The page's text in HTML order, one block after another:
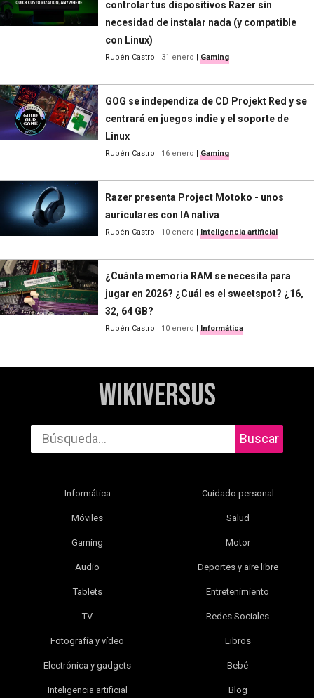
controlar tus dispositivos Razer sin
necesidad de instalar nada (y compatible
con Linux)
Rubén Castro | 31 enero | Gaming
GOG se independiza de CD Projekt Red y se
centrará en juegos indie y el soporte de
Linux
Rubén Castro | 16 enero | Gaming
Razer presenta Project Motoko - unos
auriculares con IA nativa
Rubén Castro | 10 enero | Inteligencia artificial
¿Cuánta memoria RAM se necesita para
jugar en 2026? ¿Cuál es el sweetspot? ¿16,
32, 64 GB?
Rubén Castro | 10 enero | Informática
WikiVersus
Buscar
Informática
Móviles
Gaming
Audio
Tablets
TV
Fotografía y vídeo
Electrónica y gadgets
Inteligencia artificial
Cuidado personal
Salud
Motor
Deportes y aire libre
Entretenimiento
Redes Sociales
Libros
Bebé
Blog